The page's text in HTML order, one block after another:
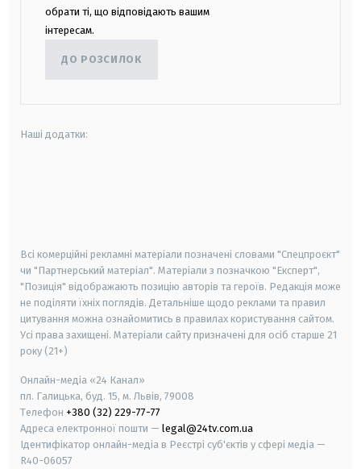
обрати ті, що відповідають вашим
інтересам.
ДО РОЗСИЛОК
Наші додатки:
Всі комерційні рекламні матеріали позначені словами "Спецпроєкт"
чи "Партнерський матеріал". Матеріали з позначкою "Експерт",
"Позиція" відображають позицію авторів та героїв. Редакція може
не поділяти їхніх поглядів. Детальніше щодо реклами та правил
цитування можна ознайомитись в правилах користування сайтом.
Усі права захищені. Матеріали сайту призначені для осіб старше 21
року (21+)
Онлайн-медіа «24 Канал»
пл. Галицька, буд. 15, м. Львів, 79008
Телефон +380 (32) 229-77-77
Адреса електронної пошти — legal@24tv.com.ua
Ідентифікатор онлайн-медіа в Реєстрі суб'єктів у сфері медіа —
R40-06057